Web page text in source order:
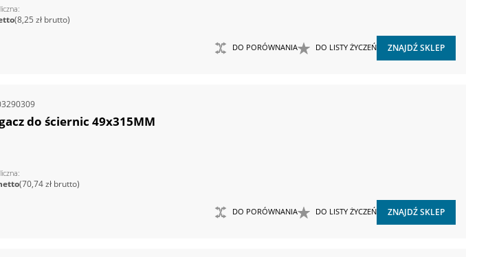
8,25 zł
DO LISTY ŻYCZEŃ
DO PORÓWNANIA ZNAJDŹ SKLEP
do ściernic 49x315MM
70,74 zł
DO LISTY ŻYCZEŃ
DO PORÓWNANIA ZNAJDŹ SKLEP